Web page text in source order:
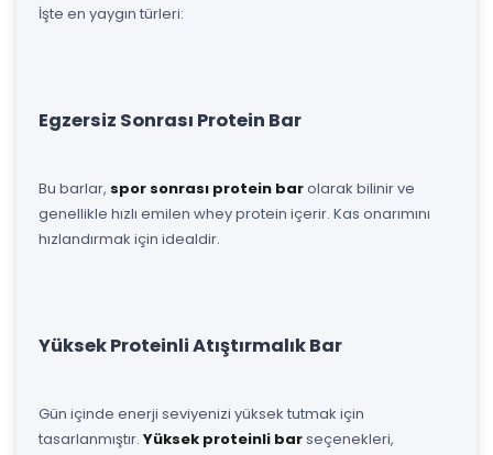
İşte en yaygın türleri:
Egzersiz Sonrası Protein Bar
Bu barlar, spor sonrası protein barolarak bilinir ve
genellikle hızlı emilen whey protein içerir. Kas onarımını
hızlandırmak için idealdir.
Yüksek Proteinli Atıştırmalık Bar
Gün içinde enerji seviyenizi yüksek tutmak için
tasarlanmıştır. Yüksek proteinli barseçenekleri,